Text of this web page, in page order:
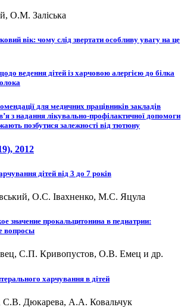
О.М. Заліська
вік: чому слід звертати особливу увагу на це
ведення дітей із харчовою алергією до білка
для медичних працівників закладів
з надання лікувально-профілактичної допомоги
позбутися залежності від тютюну
, 2012
дітей від 3 до 7 років
О.С. Івахненко, М.С. Яцула
значение прокальцитонина в педиатрии:
вопросы
С.П. Кривопустов, О.В. Емец и др.
харчування в дітей
С.В. Дюкарева, А.А. Ковальчук